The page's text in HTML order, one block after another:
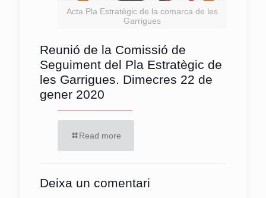
Acta Pla Estratègic de la comarca de les
Garrigues
Reunió de la Comissió de
Seguiment del Pla Estratègic de
les Garrigues. Dimecres 22 de
gener 2020
Read more
Deixa un comentari